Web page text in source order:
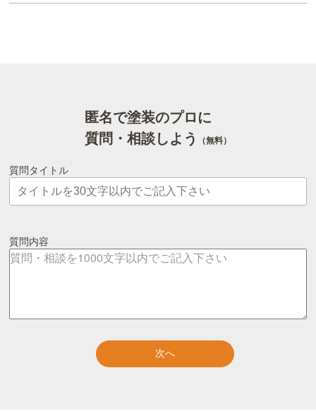
匿名で塗装のプロに
質問・相談しよう （無料）
質問タイトル
質問内容